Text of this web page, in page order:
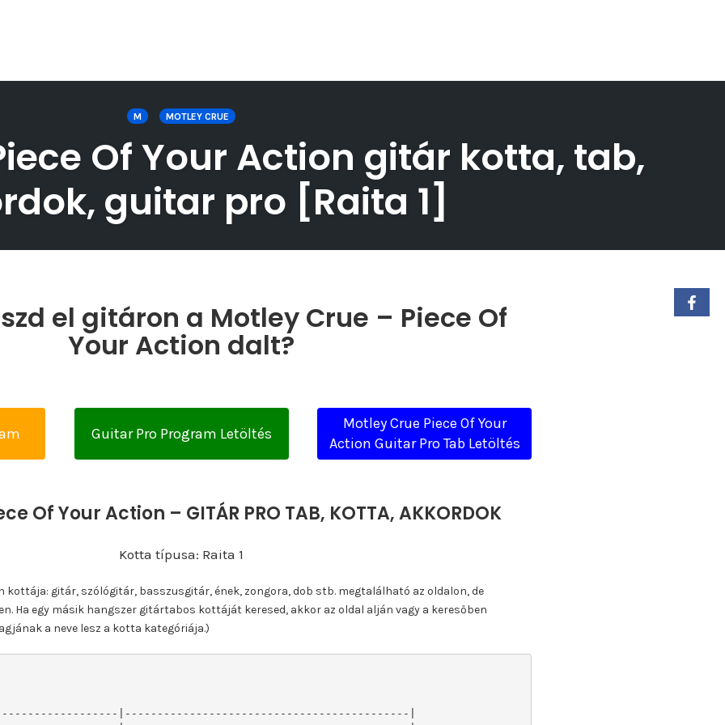
M MOTLEY CRUE
Of Your Action gitár kotta, tab,
guitar pro [Raita 1]
el gitáron a Motley Crue – Piece Of
Your Action dalt?
Guitar Pro Program Letöltés
Motley Crue Piece Of Your
Action Guitar Pro Tab Letöltés
Of Your Action – GITÁR PRO TAB, KOTTA, AKKORDOK
Kotta típusa: Raita 1
kottája: gitár, szólógitár, basszusgitár, ének, zongora, dob stb. megtalálható az oldalon, de
Ha egy másik hangszer gitártabos kottáját keresed, akkor az oldal alján vagy a keresőben
a neve lesz a kotta kategóriája.)